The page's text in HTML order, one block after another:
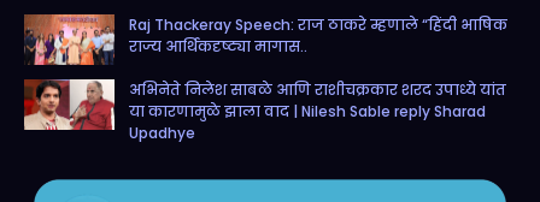
Raj Thackeray Speech: राज ठाकरे म्हणाले “हिंदी भाषिक
राज्य आर्थिकदृष्ट्या मागास..
अभिनेते निलेश साबळे आणि राशीचक्रकार शरद उपाध्ये यांत
या कारणामुळे झाला वाद | Nilesh Sable reply Sharad
Upadhye